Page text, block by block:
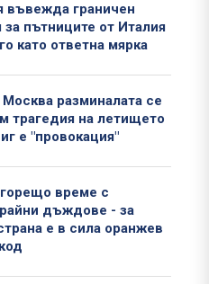
въвежда граничен
за пътниците от Италия
като ответна мярка
разминалата се
трагедия на летището
е "провокация"
време с
дъждове - за
е в сила оранжев